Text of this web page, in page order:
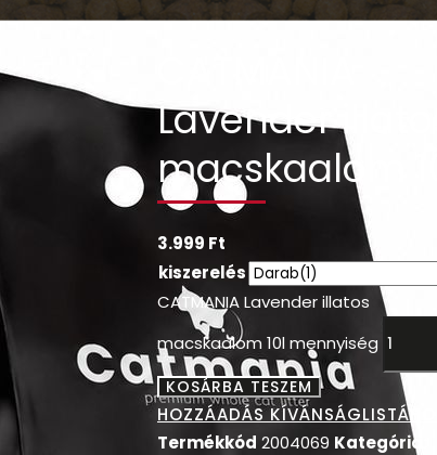
Lavender illatos
macskaalom 10l
3.999 Ft
kiszerelés
CATMANIA Lavender illatos
macskaalom 10l mennyiség
KOSÁRBA TESZEM
HOZZÁADÁS KÍVÁNSÁGLISTÁHOZ
Termékkód 2004069 Kategória: